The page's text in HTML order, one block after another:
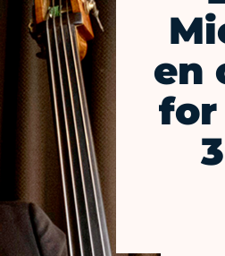
en
for